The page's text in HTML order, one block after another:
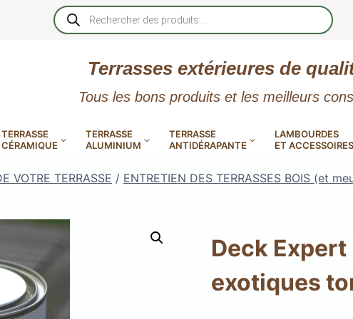
Recherche
de
produits
Terrasses extérieures de
Tous les bons produits et les meilleurs
EN
TERRASSE
CÉRAMIQUE
TERRASSE
ALUMINIUM
TERRASSE
ANTIDÉRAPANTE
BOIS
LAMBOURDES
ET ACCESSOIRES
EN PVC
CALES RÉGLABLES
POUR TERRASSE
LAMES DE BARDAGE
VOTRE TERRASSE / ENTRETIEN DES TERRASSES BOIS (et
Deck
exotiques